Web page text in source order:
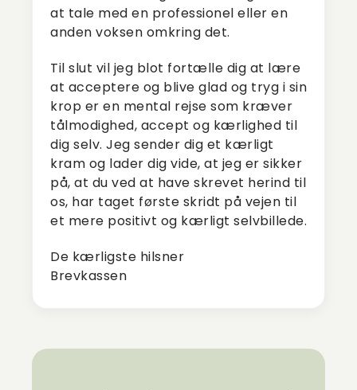
at tale med en professionel eller en
anden voksen omkring det.
Til slut vil jeg blot fortælle dig at lære
at acceptere og blive glad og tryg i sin
krop er en mental rejse som kræver
tålmodighed, accept og kærlighed til
dig selv. Jeg sender dig et kærligt
kram og lader dig vide, at jeg er sikker
på, at du ved at have skrevet herind til
os, har taget første skridt på vejen til
et mere positivt og kærligt selvbillede.
De kærligste hilsner
Brevkassen